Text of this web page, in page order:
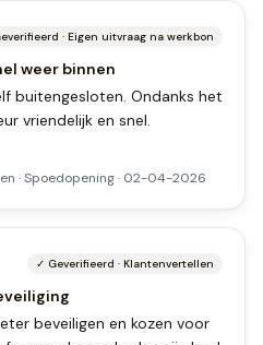
· Eigen uitvraag na werkbon
weer binnen
buitengesloten. Ondanks het
vriendelijk en snel.
·Spoedopening· 02-04-2026
✓ Geverifieerd · Klantenvertellen
beveiligen en kozen voor